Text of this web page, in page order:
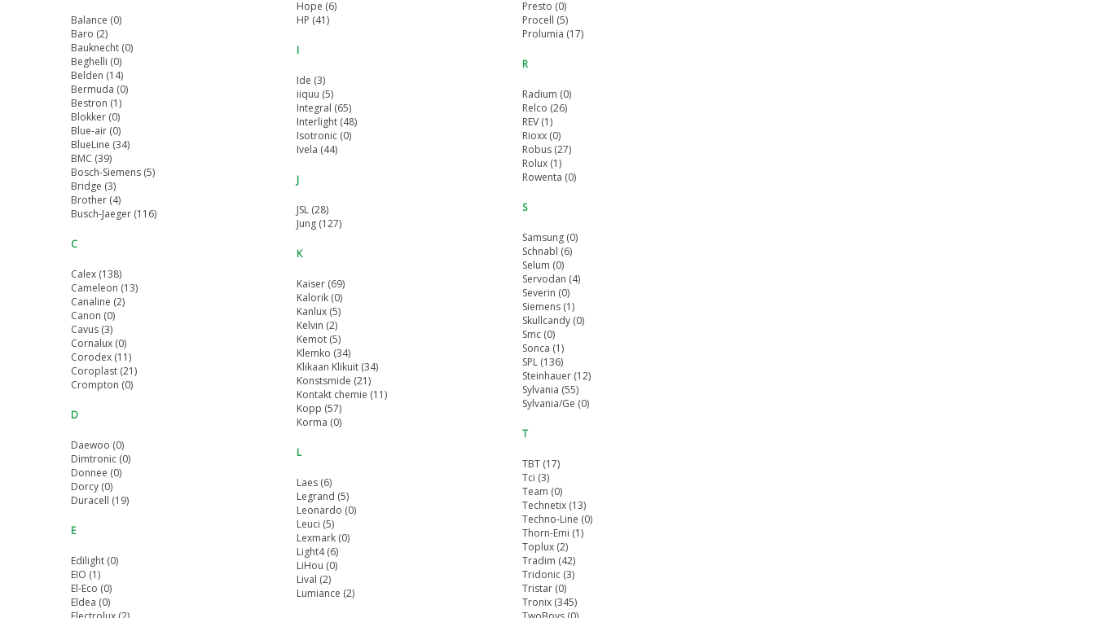
Balance (0)
Baro (2)
Bauknecht (0)
Beghelli (0)
Belden (14)
Bermuda (0)
Bestron (1)
Blokker (0)
Blue-air (0)
BlueLine (34)
BMC (39)
Bosch-Siemens (5)
Bridge (3)
Brother (4)
Busch-Jaeger (116)
C
Calex (138)
Cameleon (13)
Canaline (2)
Canon (0)
Cavus (3)
Cornalux (0)
Corodex (11)
Coroplast (21)
Crompton (0)
D
Daewoo (0)
Dimtronic (0)
Donnee (0)
Dorcy (0)
Duracell (19)
E
Edilight (0)
EIO (1)
El-Eco (0)
Eldea (0)
Hope (6)
HP (41)
I
Ide (3)
iiquu (5)
Integral (65)
Interlight (48)
Isotronic (0)
Ivela (44)
J
JSL (28)
Jung (127)
K
Kaiser (69)
Kalorik (0)
Kanlux (5)
Kelvin (2)
Kemot (5)
Klemko (34)
Klikaan Klikuit (34)
Konstsmide (21)
Kontakt chemie (11)
Kopp (57)
Korma (0)
L
Laes (6)
Legrand (5)
Leonardo (0)
Leuci (5)
Lexmark (0)
Light4 (6)
LiHou (0)
Lival (2)
Lumiance (2)
Presto (0)
Procell (5)
Prolumia (17)
R
Radium (0)
Relco (26)
REV (1)
Rioxx (0)
Robus (27)
Rolux (1)
Rowenta (0)
S
Samsung (0)
Schnabl (6)
Selum (0)
Servodan (4)
Severin (0)
Siemens (1)
Skullcandy (0)
Smc (0)
Sonca (1)
SPL (136)
Steinhauer (12)
Sylvania (55)
Sylvania/Ge (0)
T
TBT (17)
Tci (3)
Team (0)
Technetix (13)
Techno-Line (0)
Thorn-Emi (1)
Toplux (2)
Tradim (42)
Tridonic (3)
Tristar (0)
Tronix (345)